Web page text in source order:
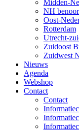
Midden-
NH
Oost-
Rotterdam
Utrecht-
Zuidoost
Zuidwest
Nieuws
Agenda
Webshop
Contact
Contact